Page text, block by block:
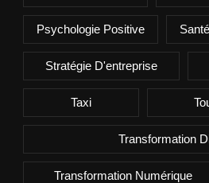
Psychologie Positive Santé
Stratégie D'entreprise
Taxi
Transformation
Transformation Numérique